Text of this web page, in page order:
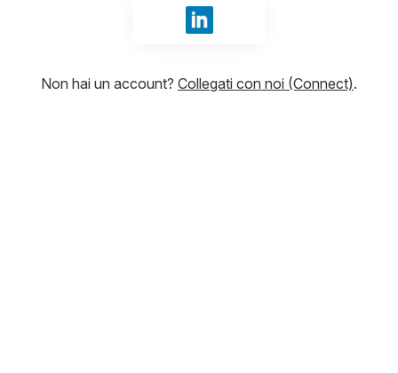
Accedi con LinkedIn
Non hai un account? Collegati con noi (Connect).